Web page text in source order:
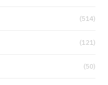
(514)
(121)
(50)